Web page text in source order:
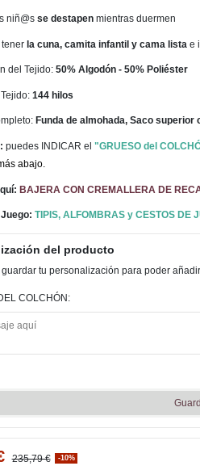
niñ@sse destapen mientras duermen
tenerla cuna, camita infantil y cama lista e
del Tejido:50% Algodón - 50% Poliéster
144 hilos
Funda de almohada, Saco
puedes INDICAR el"GRUESO del
abajo.
BAJERA CON CREMALLERA DE
Juego:TIPIS, ALFOMBRAS y CESTOS DE
del producto
guardar tu personalización para poder
COLCHÓN:
235,79 € -10%